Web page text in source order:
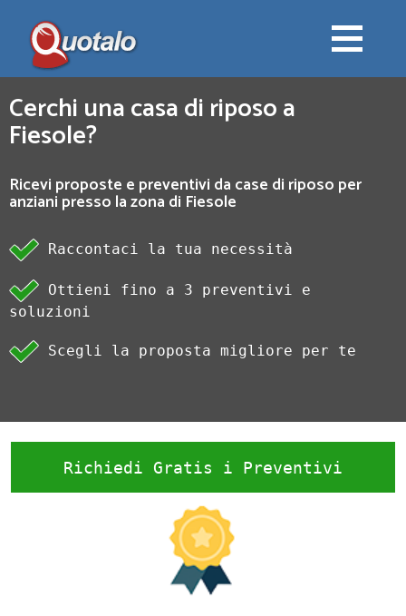
Cerchi una casa di riposo a
Fiesole?
Ricevi proposte e preventivi da case di riposo per
anziani presso la zona di Fiesole
Raccontaci la tua necessità
Ottieni fino a 3 preventivi e
soluzioni
Scegli la proposta migliore per te
Richiedi Gratis i Preventivi